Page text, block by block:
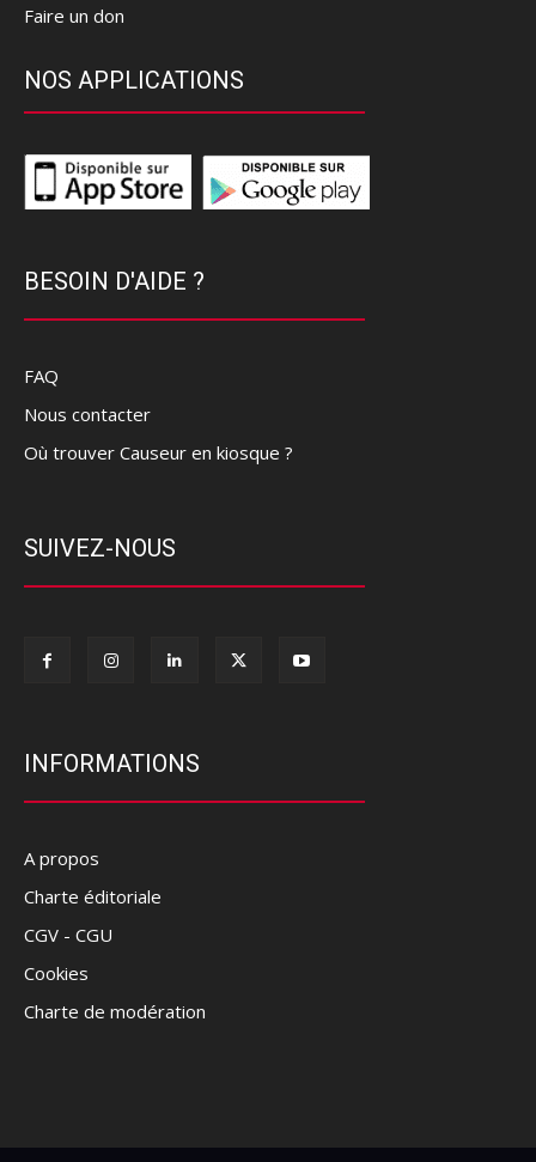
Faire un don
NOS APPLICATIONS
BESOIN D'AIDE ?
FAQ
Nous contacter
Où trouver Causeur en kiosque ?
SUIVEZ-NOUS
INFORMATIONS
A propos
Charte éditoriale
CGV - CGU
Cookies
Charte de modération